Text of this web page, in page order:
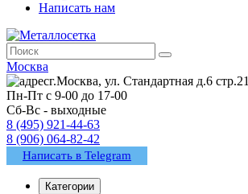
Написать нам
Москва
г.Москва, ул. Стандартная д.6 стр.21
Пн-Пт с 9-00 до 17-00
Сб-Вс - выходные
8 (495) 921-44-63
8 (906) 064-82-42
Написать в Telegram
Категории